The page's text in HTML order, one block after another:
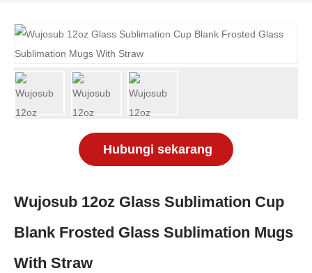
Hubungi sekarang
Wujosub 12oz Glass Sublimation Cup
Blank Frosted Glass Sublimation Mugs
With Straw